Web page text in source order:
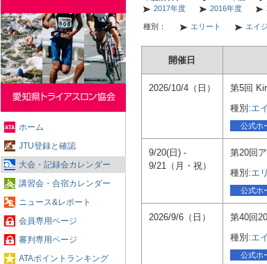
2017年度
2016年度
種別： エリート エイジ
開催日
2026/10/4（日）
第5回
種別:エ
公式ホ
9/20(日) -
9/21（月・祝）
第20回
種別:エ
公式ホ
2026/9/6（日）
第40回
種別:エ
公式ホ
ホーム
JTU登録と確認
大会・記録会カレンダー
講習会・合宿カレンダー
ニュース&レポート
会員専用ページ
審判専用ページ
ATAポイントランキング